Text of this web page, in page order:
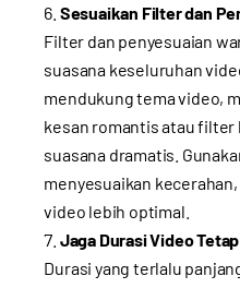
Sesuaikan Filter dan
Filter dan penyesuaian
suasana keseluruhan
mendukung tema video,
kesan romantis atau
suasana dramatis.
menyesuaikan
video lebih optimal.
Jaga Durasi Video
Durasi yang terlalu